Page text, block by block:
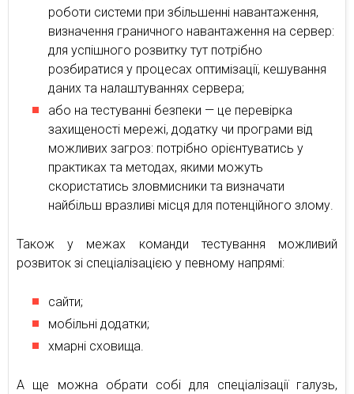
роботи системи при збільшенні навантаження,
визначення граничного навантаження на сервер:
для успішного розвитку тут потрібно
розбиратися у процесах оптимізації, кешування
даних та налаштуваннях сервера;
або на тестуванні безпеки — це перевірка
захищеності мережі, додатку чи програми від
можливих загроз: потрібно орієнтуватись у
практиках та методах, якими можуть
скористатись зловмисники та визначати
найбільш вразливі місця для потенційного злому.
Також у межах команди тестування можливий
розвиток зі спеціалізацією у певному напрямі:
сайти;
мобільні додатки;
хмарні сховища.
А ще можна обрати собі для спеціалізації галузь,